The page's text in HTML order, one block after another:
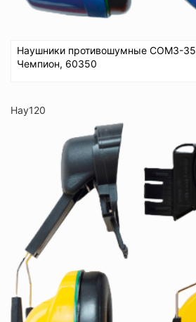
Наушники противошумные СОМЗ-35
Чемпион, 60350
Нау120